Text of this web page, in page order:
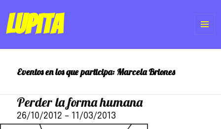
Lupita
Eventos en los que participa:Marcela Briones
Perder la forma humana
26/10/2012 – 11/03/2013